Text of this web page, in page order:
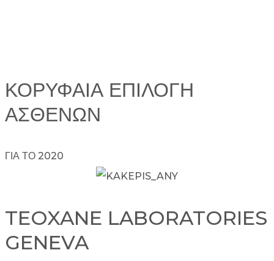
ΚΟΡΥΦΑΙΑ ΕΠΙΛΟΓΗ
ΑΣΘΕΝΩΝ
ΓΙΑ ΤΟ 2020
TEOXANE LABORATORIES
GENEVA